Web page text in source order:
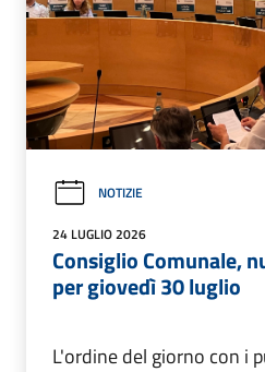
NOTIZIE
24 LUGLIO 2026
Consiglio Comunale,
per giovedì 30 luglio
L'ordine del giorno con i